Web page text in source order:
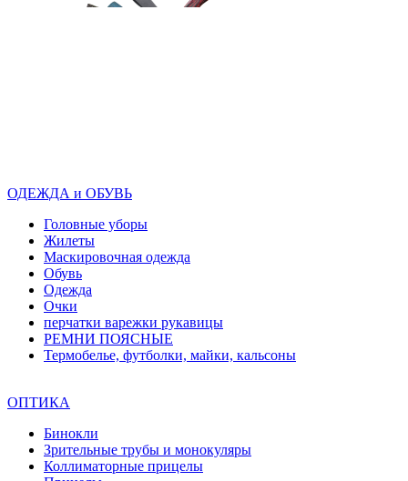
ОДЕЖДА и ОБУВЬ
Головные уборы
Жилеты
Маскировочная одежда
Обувь
Одежда
Очки
перчатки варежки рукавицы
РЕМНИ ПОЯСНЫЕ
Термобелье, футболки, майки, кальсоны
ОПТИКА
Бинокли
Зрительные трубы и монокуляры
Коллиматорные прицелы